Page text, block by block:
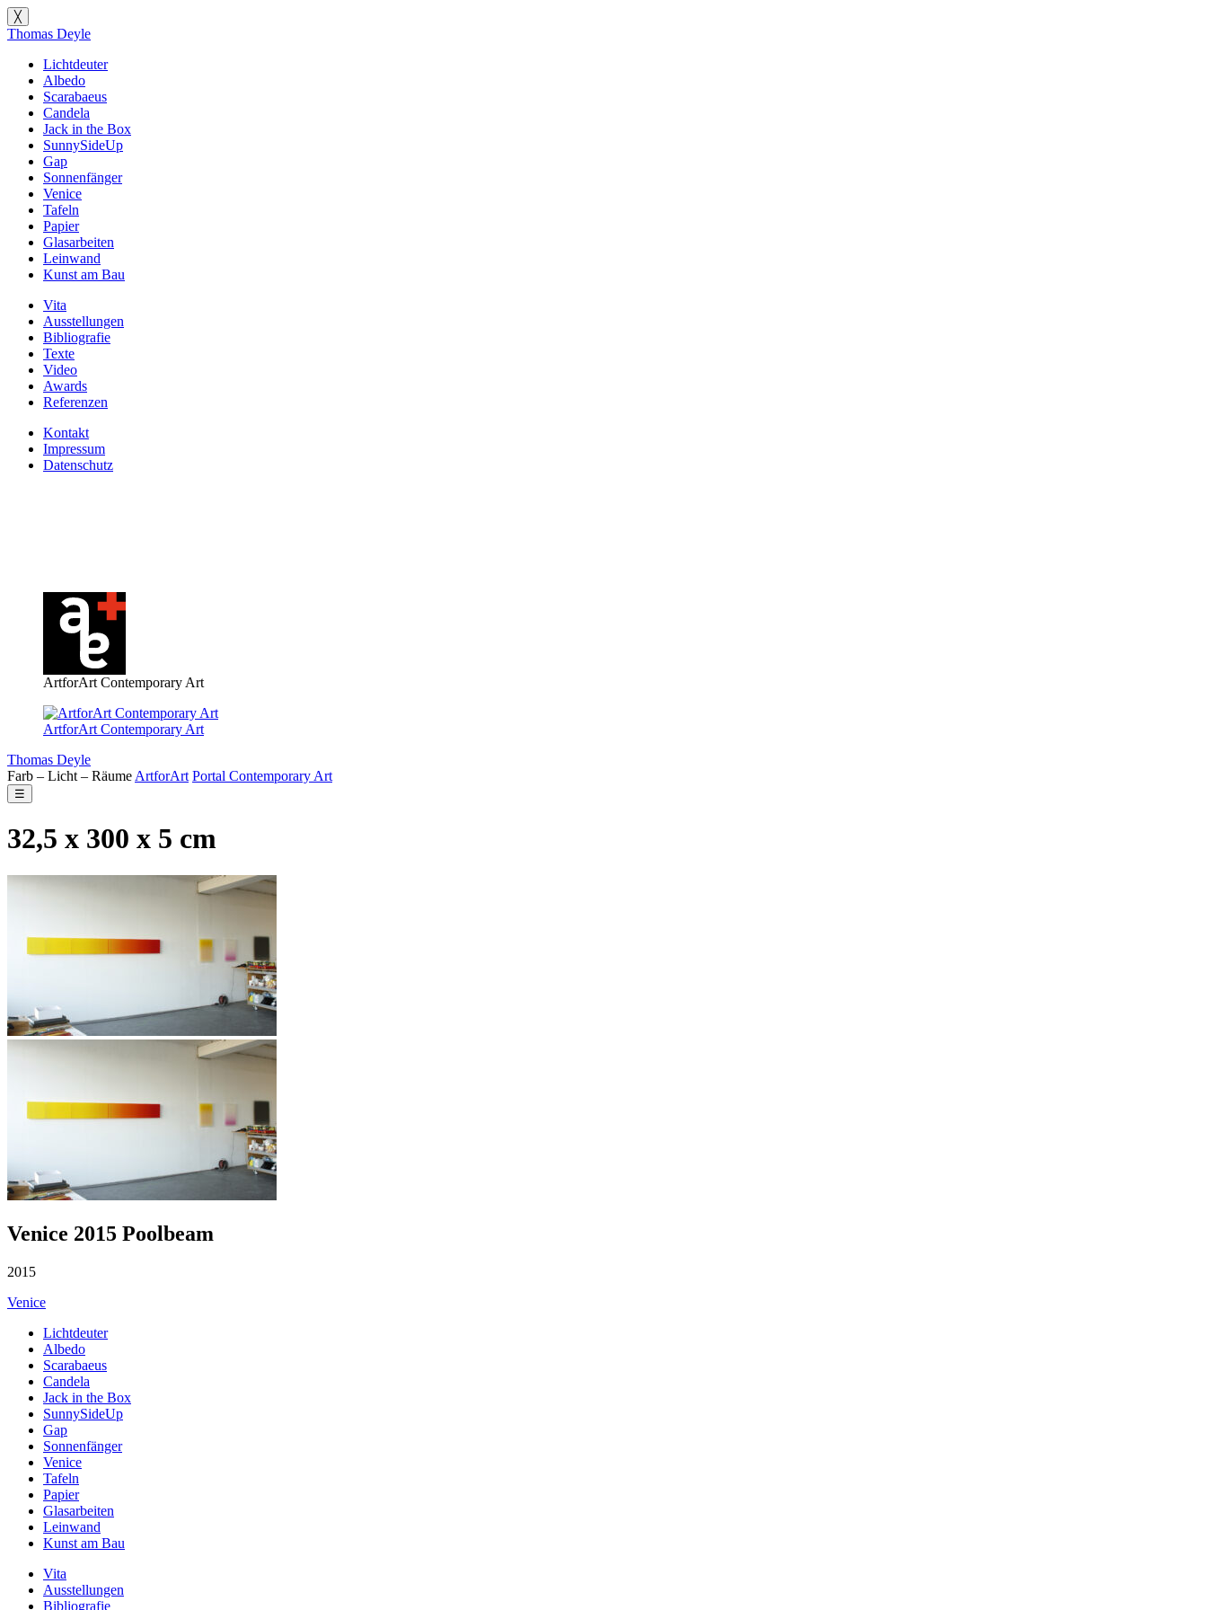
╳
Thomas Deyle
Lichtdeuter
Albedo
Scarabaeus
Candela
Jack in the Box
SunnySideUp
Gap
Sonnenfänger
Venice
Tafeln
Papier
Glasarbeiten
Leinwand
Kunst am Bau
Vita
Ausstellungen
Bibliografie
Texte
Video
Awards
Referenzen
Kontakt
Impressum
Datenschutz
ArtforArt Contemporary Art
ArtforArt Contemporary Art
Thomas Deyle
Farb – Licht – Räume ArtforArt Portal Contemporary Art
☰
32,5 x 300 x 5 cm
Venice 2015 Poolbeam
2015
Venice
Lichtdeuter
Albedo
Scarabaeus
Candela
Jack in the Box
SunnySideUp
Gap
Sonnenfänger
Venice
Tafeln
Papier
Glasarbeiten
Leinwand
Kunst am Bau
Vita
Ausstellungen
Bibliografie